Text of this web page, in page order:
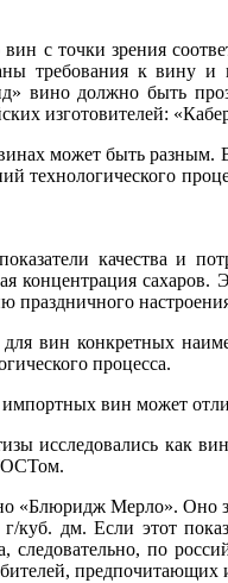
с точки зрения
требования к вину и
вино должно быть
изготовителей:
может быть разным.
технологического
качества и
концентрация
праздничного
вин конкретных
процесса.
вин может
исследовались как
«Блюридж Мерло». Оно
дм. Если этот
следовательно, по
предпочитающих